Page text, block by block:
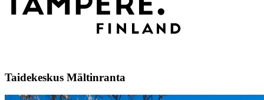
Taidekeskus Mältinranta